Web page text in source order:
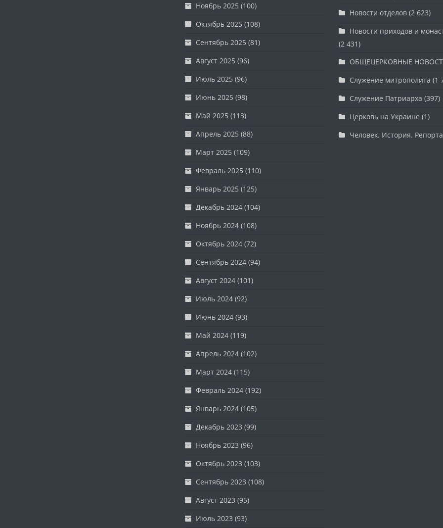
Ноябрь 2025 (100)
Октябрь 2025 (108)
Сентябрь 2025 (81)
Август 2025 (96)
Июль 2025 (96)
Июнь 2025 (98)
Май 2025 (113)
Апрель 2025 (88)
Март 2025 (109)
Февраль 2025 (110)
Январь 2025 (125)
Декабрь 2024(104)
Ноябрь 2024(108)
Октябрь 2024(72)
Сентябрь 2024(94)
Август 2024(101)
Июль 2024(92)
Июнь 2024(93)
Май 2024(119)
Апрель 2024(102)
Март 2024(115)
Февраль 2024(192)
Январь 2024(105)
Декабрь 2023 (99)
Ноябрь 2023 (96)
Октябрь 2023 (103)
Сентябрь 2023 (108)
Август 2023 (95)
Июль 2023 (93)
Новости отделов(2 623)
Новости приходов и
(2 431)
ОБЩЕЦЕРКОВНЫЕ
Служение митрополита (1
Служение Патриарха (397)
Церковь на Украине (1)
Человек. История.